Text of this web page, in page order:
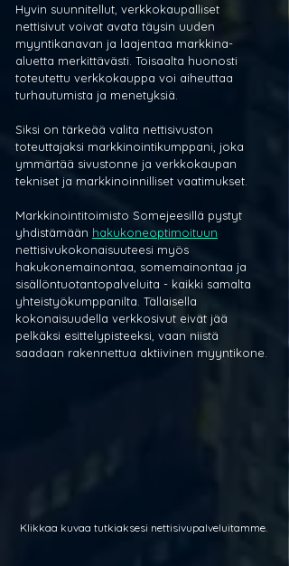
Hyvin suunnitellut, verkkokaupalliset
nettisivut voivat avata täysin uuden
myyntikanavan ja laajentaa markkina-
aluetta merkittävästi. Toisaalta huonosti
toteutettu verkkokauppa voi aiheuttaa
turhautumista ja menetyksiä.
Siksi on tärkeää valita nettisivuston
toteuttajaksi markkinointikumppani, joka
ymmärtää sivustonne ja verkkokaupan
tekniset ja markkinoinnilliset vaatimukset.
Markkinointitoimisto Somejeesillä pystyt
yhdistämään hakukoneoptimoituun
nettisivukokonaisuuteesi myös
hakukonemainontaa, somemainontaa ja
sisällöntuotantopalveluita - kaikki samalta
yhteistyökumppanilta. Tällaisella
kokonaisuudella verkkosivut eivät jää
pelkäksi esittelypisteeksi, vaan niistä
saadaan rakennettua aktiivinen myyntikone.
Klikkaa kuvaa tutkiaksesi nettisivupalveluitamme.